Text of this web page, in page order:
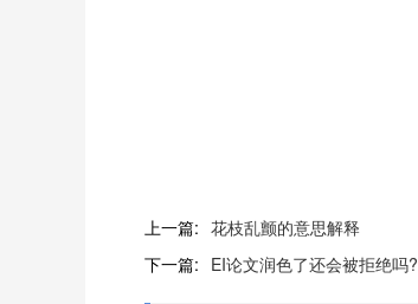
上一篇: 花枝乱颤的意思解释
下一篇: EI论文润色了还会被拒绝吗?